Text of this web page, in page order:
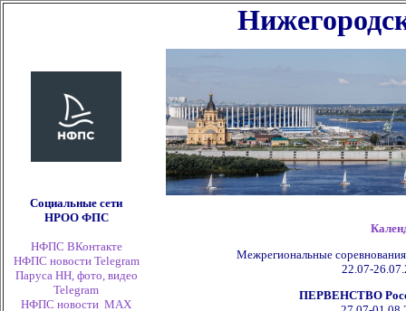
Социальные сети
НРОО ФПС
НФПС ВКонтакте
НФПС новости Telegram
Паруса НН, фото, видео
Telegram
НФПС новости MAX
Межрегиональные
22.07-
ПЕРВЕНСТВО